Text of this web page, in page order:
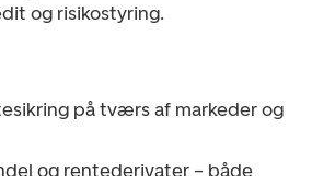
og risikostyring.
på tværs af markeder og
og rentederivater – både